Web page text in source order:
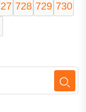
728 729 730